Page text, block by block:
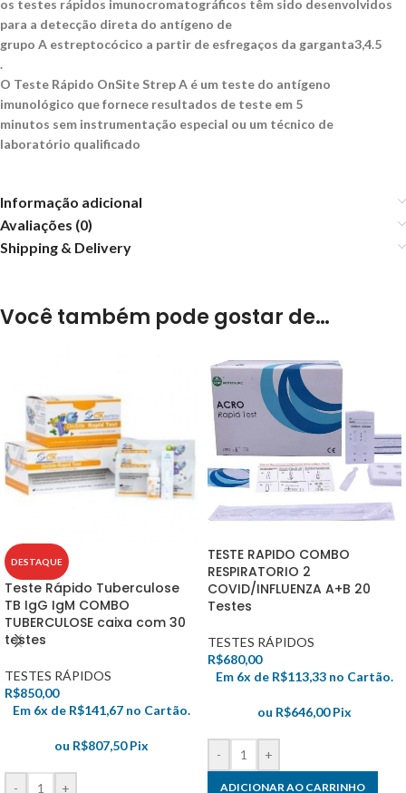
os testes rápidos imunocromatográficos têm sido desenvolvidos
para a detecção direta do antígeno de
grupo A estreptocócico a partir de esfregaços da garganta3,4.5
.
O Teste Rápido OnSite Strep A é um teste do antígeno
imunológico que fornece resultados de teste em 5
minutos sem instrumentação especial ou um técnico de
laboratório qualificado
Informação adicional
Avaliações (0)
Shipping & Delivery
Você também pode gostar de…
DESTAQUE
Teste Rápido Tuberculose
TB IgG IgM COMBO
TUBERCULOSE caixa com 30
testes
TESTES RÁPIDOS
R$850,00
Em 6x de R$141,67 no Cartão.
ou R$807,50 Pix
- +
TESTE RAPIDO COMBO
RESPIRATORIO 2
COVID/INFLUENZA A+B 20
Testes
TESTES RÁPIDOS
R$680,00
Em 6x de R$113,33 no Cartão.
ou R$646,00 Pix
- +
ADICIONAR AO CARRINHO